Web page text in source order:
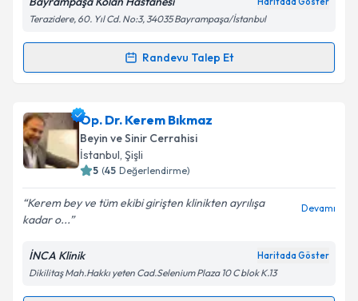
Kişisel verilerimin işlenmesine ilişkin
Aydınlatma
Metni'ni okudum ve kişisel verilerimin belirtilen
kapsamda işlenmesini kabul ediyorum.
Terazidere, 60. Yıl Cd. No:3, 34035 Bayrampaşa/İstanbul
Randevu Talep Et
Randevu Takvimi Talebi
Dr. Öğr. Üyesi Nazlı Çakıcı Öksüz
takvimi talebi oluşturun. Size bu uzmandan randevu
almanız için bir takvim hazırlandığında e-posta ile
bilgilendireceğiz.
E-posta Adresiniz
Kişisel verilerimin işlenmesine ilişkinAydınlatma
Metni'ni okudum ve kişisel verilerimin belirtilen
Op. Dr. Kerem Bıkmaz
Beyin ve Sinir Cerrahisi
İstanbul, Şişli
5 (45 Değerlendirme)
Kerem bey ve tüm ekibi girişten klinikten ayrılışa
kadar o...
Devamı
İNCA Klinik Haritada Göster
Dikilitaş Mah.Hakkı yeten Cad.Selenium Plaza 10 C blok K.13